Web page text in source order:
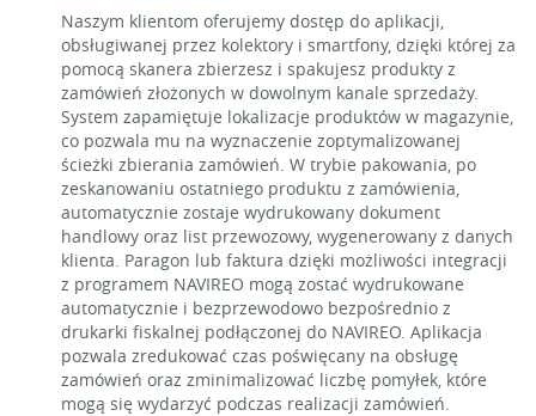
Naszym klientom oferujemy dostęp do aplikacji,
obsługiwanej przez kolektory i smartfony, dzięki której za
pomocą skanera zbierzesz i spakujesz produkty z
zamówień złożonych w dowolnym kanale sprzedaży.
System zapamiętuje lokalizacje produktów w magazynie,
co pozwala mu na wyznaczenie zoptymalizowanej
ścieżki zbierania zamówień. W trybie pakowania, po
zeskanowaniu ostatniego produktu z zamówienia,
automatycznie zostaje wydrukowany dokument
handlowy oraz list przewozowy, wygenerowany z danych
klienta. Paragon lub faktura dzięki możliwości integracji
z programem NAVIREO mogą zostać wydrukowane
automatycznie i bezprzewodowo bezpośrednio z
drukarki fiskalnej podłączonej do NAVIREO. Aplikacja
pozwala zredukować czas poświęcany na obsługę
zamówień oraz zminimalizować liczbę pomyłek, które
mogą się wydarzyć podczas realizacji zamówień.